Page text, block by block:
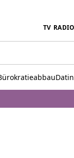
TV RADIO